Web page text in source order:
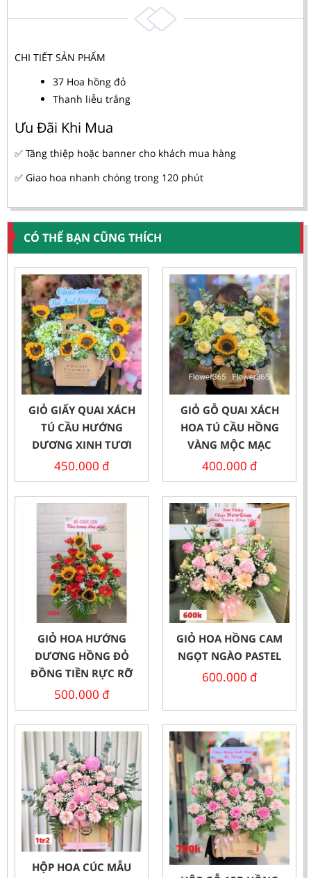
CHI TIẾT SẢN PHẨM
37 Hoa hồng đỏ
Thanh liễu trắng
Ưu Đãi Khi Mua
✅ Tăng thiệp hoặc banner cho khách mua hàng
✅ Giao hoa nhanh chóng trong 120 phút
CÓ THỂ BẠN CŨNG THÍCH
GIỎ GIẤY QUAI XÁCH
TÚ CẦU HƯỚNG
DƯƠNG XINH TƯƠI
450.000 đ
GIỎ GỖ QUAI XÁCH
HOA TÚ CẦU HỒNG
VÀNG MỘC MẠC
400.000 đ
GIỎ HOA HƯỚNG
DƯƠNG HỒNG ĐỎ
ĐỒNG TIỀN RỰC RỠ
500.000 đ
GIỎ HOA HỒNG CAM
NGỌT NGÀO PASTEL
600.000 đ
HỘP HOA CÚC MẪU